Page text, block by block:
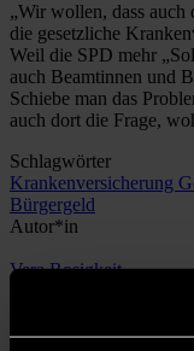
„Wir wollen, dass
die gesetzliche
Weil die SPD mehr
auch Beamtinnen und
Schiebe man das
auch dort die Frage,
Schlagwörter
Krankenversicherung
Bürgergeld
Autor*in
Vera Rosigkeit
hat
Redakteurin beim